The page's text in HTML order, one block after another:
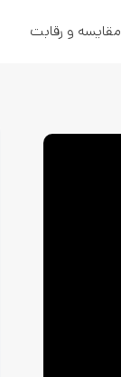
مقایسه و رقابت